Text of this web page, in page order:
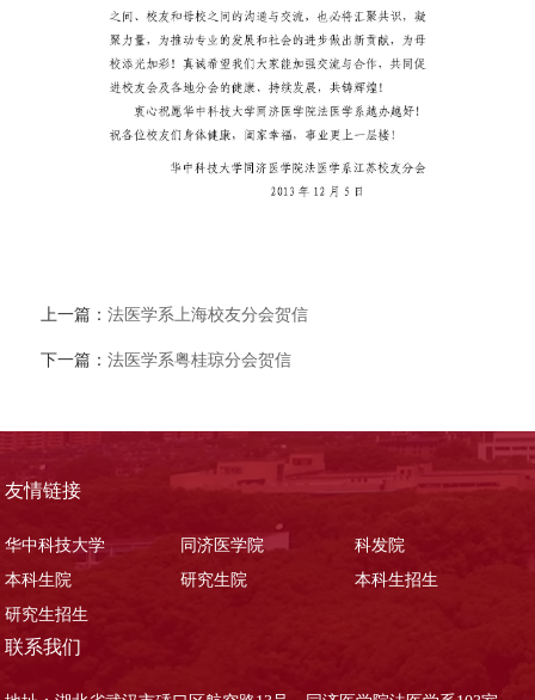
上一篇：法医学系上海校友分会贺信
下一篇：法医学系粤桂琼分会贺信
友情链接
华中科技大学 同济医学院
科发院
本科生院
研究生院
本科生招生
研究生招生
联系我们